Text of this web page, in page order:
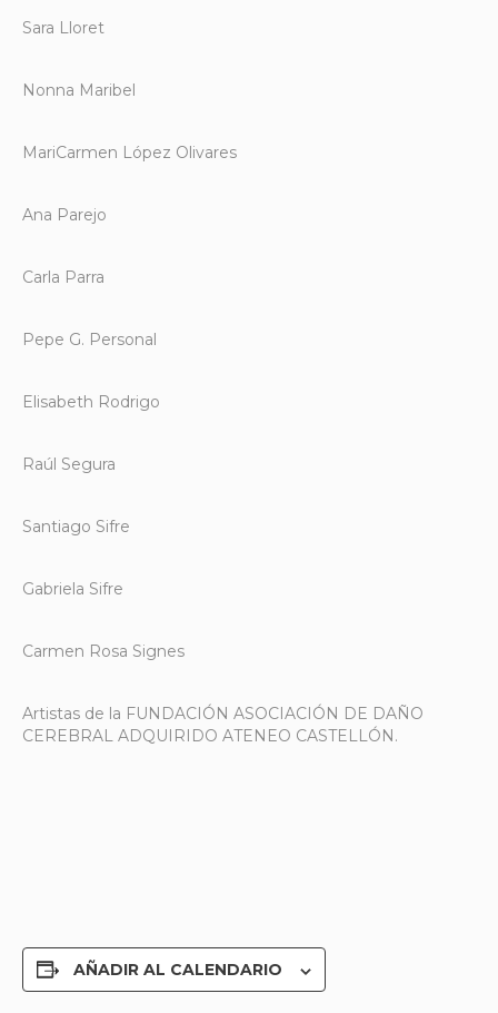
Sara Lloret
Nonna Maribel
MariCarmen López Olivares
Ana Parejo
Carla Parra
Pepe G. Personal
Elisabeth Rodrigo
Raúl Segura
Santiago Sifre
Gabriela Sifre
Carmen Rosa Signes
Artistas de la FUNDACIÓN ASOCIACIÓN DE DAÑO
CEREBRAL ADQUIRIDO ATENEO CASTELLÓN.
AÑADIR AL CALENDARIO